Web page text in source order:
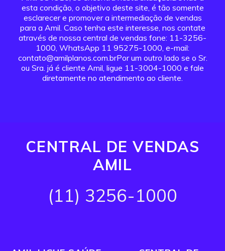
esta condição, o objetivo deste site, é tão somente
esclarecer e promover a intermediação de vendas
para a Amil. Caso tenha este interesse, nos contate
através de nossa central de vendas fone: 11-3256-
1000, WhatsApp 11 95275-1000, e-mail:
contato@amilplanos.com.brPor um outro lado se o Sr.
ou Sra. já é cliente Amil, ligue 11-3004-1000 e fale
diretamente no atendimento ao cliente.
CENTRAL DE VENDAS
AMIL
(11) 3256-1000